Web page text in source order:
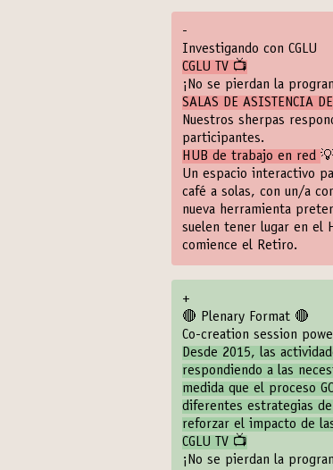
-
Investigando con CGLU
CGLU TV 📺
¡No se pierdan la
SALAS DE ASISTENCIA DE
Nuestros sherpas
participantes.
HUB de trabajo en red
Un espacio interactivo
café a solas, con un/a
nueva herramienta
suelen tener lugar en el
comience el Retiro.
+
🔴 Plenary Format 🔴
Co-creation session
Desde 2015, las
respondiendo a las
medida que el proceso
diferentes estrategias de
reforzar el impacto de
CGLU TV 📺
¡No se pierdan la